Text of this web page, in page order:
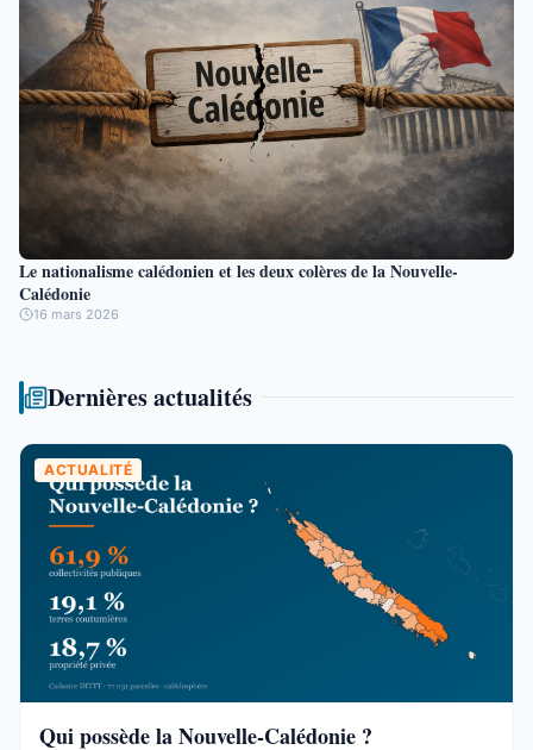
Le nationalisme calédonien et les deux colères de la Nouvelle-
Calédonie
16 mars 2026
Dernières actualités
ACTUALITÉ
Qui possède la Nouvelle-Calédonie ?